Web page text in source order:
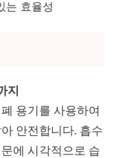
는 효율성
지
용기를 사용하여
안전합니다. 흡수
에 시각적으로 습